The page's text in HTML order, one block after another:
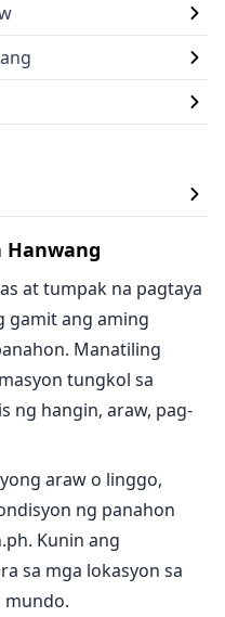
Hanwang
at tumpak na pagtaya
gamit ang aming
Manatiling
tungkol sa
ng hangin, araw, pag-
araw o linggo,
ng panahon
Kunin ang
sa mga lokasyon sa
mundo.